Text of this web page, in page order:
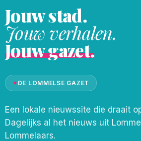
Jouw stad.
Jouw verhalen.
Jouw gazet.
✦DE LOMMELSE GAZET
Een lokale nieuwssite die draait
Dagelijks al het nieuws uit
Lommelaars.